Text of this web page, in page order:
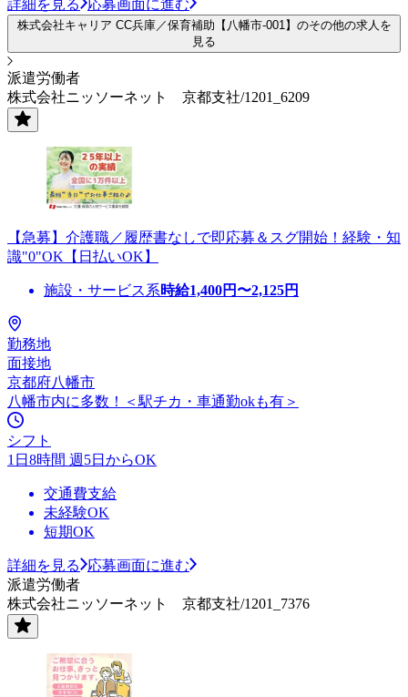
詳細を見る 応募画面に進む
株式会社キャリア CC兵庫／保育補助【八幡市-001】のその他の求人を
見る
派遣労働者
株式会社ニッソーネット 京都支社/1201_6209
【急募】介護職／履歴書なしで即応募＆スグ開始！経験・知
識"0"OK【日払いOK】
施設・サービス系時給1,400円〜2,125円
勤務地
面接地
京都府八幡市
八幡市内に多数！＜駅チカ・車通勤okも有＞
シフト
1日8時間 週5日からOK
交通費支給
未経験OK
短期OK
詳細を見る
応募画面に進む
派遣労働者
株式会社ニッソーネット 京都支社/1201_7376